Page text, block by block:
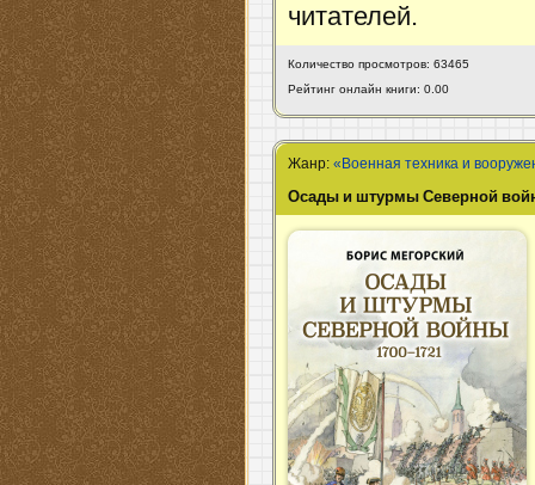
читателей.
Количество просмотров: 63465
Рейтинг онлайн книги: 0.00
Жанр:«Военная техника и
Осады и штурмы Северной